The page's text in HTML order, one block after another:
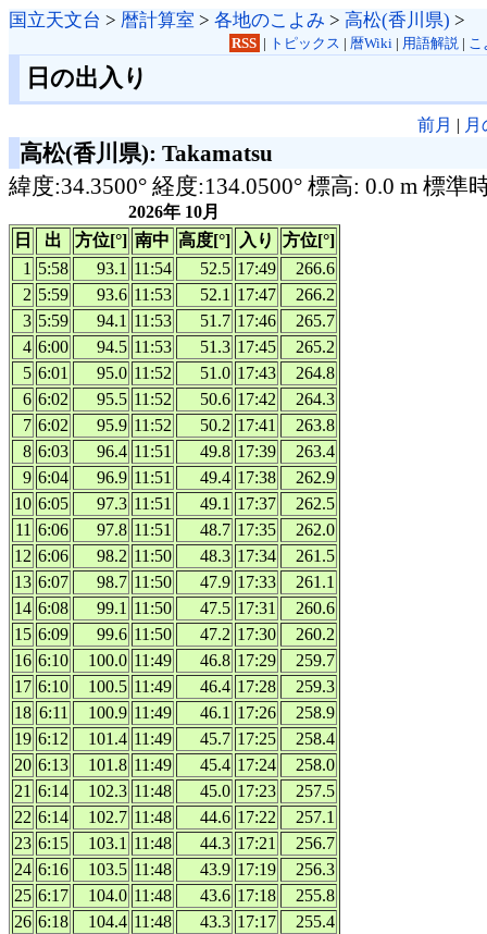
国立天文台 > 暦計算室 > 各地のこよみ > 高松(香川県) >
RSS | トピックス | 暦Wiki| 用語解説| こ
日の出入り
前月 |
高松(香川県): Takamatsu
緯度:34.3500° 経度:134.0500° 標高: 0.0 m 標準
2026年 10月
日
出 方位[°] 南中 高度[°] 入り
方位[°]
1 5:58 93.1 11:54 52.5 17:49
266.6
2 5:59 93.6 11:53 52.1 17:47
266.2
3 5:59 94.1 11:53 51.7 17:46
265.7
4 6:00 94.5 11:53 51.3 17:45
265.2
5 6:01 95.0 11:52 51.0 17:43
264.8
6 6:02 95.5 11:52 50.6 17:42
264.3
7 6:02 95.9 11:52 50.2 17:41
263.8
8 6:03 96.4 11:51 49.8 17:39
263.4
9 6:04 96.9 11:51 49.4 17:38
262.9
10 6:05 97.3 11:51 49.1 17:37
262.5
11 6:06 97.8 11:51 48.7 17:35
262.0
12 6:06 98.2 11:50 48.3 17:34
261.5
13 6:07 98.7 11:50 47.9 17:33
261.1
14 6:08 99.1 11:50 47.5 17:31
260.6
15 6:09 99.6 11:50 47.2 17:30
260.2
16 6:10 100.0 11:49 46.8 17:29
259.7
17 6:10 100.5 11:49 46.4 17:28
259.3
18 6:11 100.9 11:49 46.1 17:26
258.9
19 6:12 101.4 11:49 45.7 17:25
258.4
20 6:13 101.8 11:49 45.4 17:24
258.0
21 6:14 102.3 11:48 45.0 17:23
257.5
22 6:14 102.7 11:48 44.6 17:22
257.1
23 6:15 103.1 11:48 44.3 17:21
256.7
24 6:16 103.5 11:48 43.9 17:19
256.3
25 6:17 104.0 11:48 43.6 17:18
255.8
26 6:18 104.4 11:48 43.3 17:17
255.4